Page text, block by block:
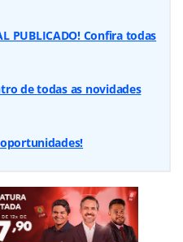
PUBLICADO! Confira todas
de todas as novidades